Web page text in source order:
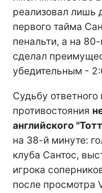
реализовал лишь
первого тайма
пенальти, а на
сделал
убедительным -
Судьбу ответного
противостояния
английского
на 38-й минуте:
клуба Сантос,
игрока
после просмотра